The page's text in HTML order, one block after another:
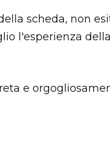
scheda, non
l'esperienza
e